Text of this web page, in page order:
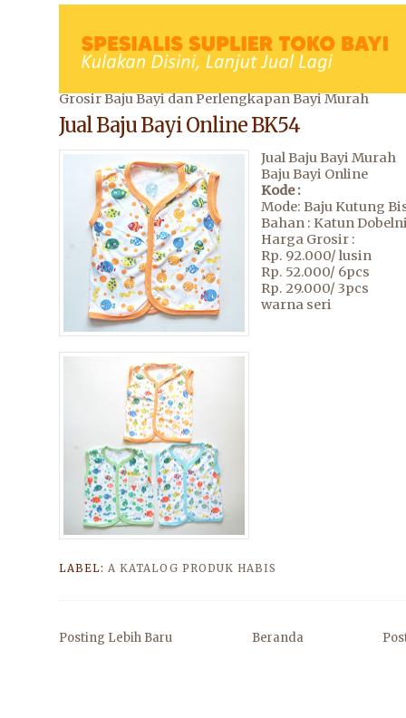
Grosir Baju Bayi dan Perlengkapan Bayi Murah
Jual Baju Bayi Online BK54
Jual Baju Bayi Murah
Baju Bayi Online
Kode :
Mode: Baju Kutung
Bahan : Katun
Harga Grosir :
Rp. 92.000/ lusin
Rp. 52.000/ 6pcs
Rp. 29.000/ 3pcs
warna seri
LABEL:A KATALOG PRODUK HABIS
Posting Lebih Baru Beranda